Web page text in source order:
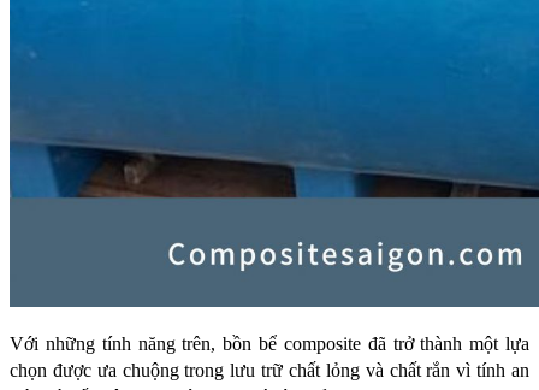
Với những tính năng trên, bồn bể composite đã trở thành một lựa
chọn được ưa chuộng trong lưu trữ chất lỏng và chất rắn vì tính an